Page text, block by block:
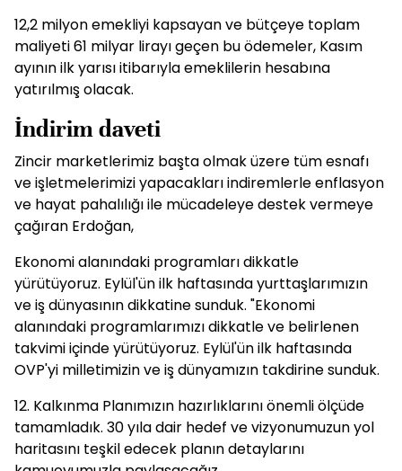
12,2 milyon emekliyi kapsayan ve bütçeye toplam
maliyeti 61 milyar lirayı geçen bu ödemeler, Kasım
ayının ilk yarısı itibarıyla emeklilerin hesabına
yatırılmış olacak.
İndirim daveti
Zincir marketlerimiz başta olmak üzere tüm esnafı
ve işletmelerimizi yapacakları indiremlerle enflasyon
ve hayat pahalılığı ile mücadeleye destek vermeye
çağıran Erdoğan,
Ekonomi alanındaki programları dikkatle
yürütüyoruz. Eylül'ün ilk haftasında yurttaşlarımızın
ve iş dünyasının dikkatine sunduk. "Ekonomi
alanındaki programlarımızı dikkatle ve belirlenen
takvimi içinde yürütüyoruz. Eylül'ün ilk haftasında
OVP'yi milletimizin ve iş dünyamızın takdirine sunduk.
12. Kalkınma Planımızın hazırlıklarını önemli ölçüde
tamamladık. 30 yıla dair hedef ve vizyonumuzun yol
haritasını teşkil edecek planın detaylarını